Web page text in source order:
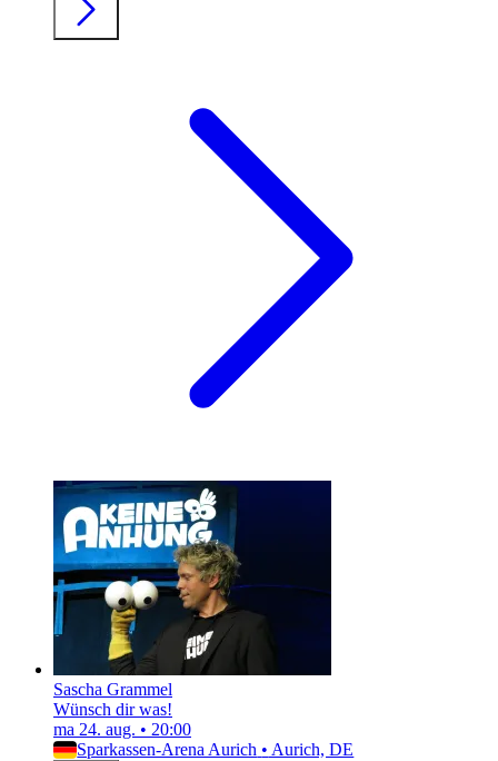
Sascha Grammel
Wünsch dir was!
ma 24. aug. • 20:00
Sparkassen-Arena Aurich • Aurich, DE